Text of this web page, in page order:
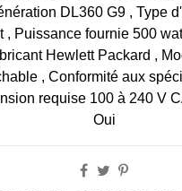
DL360 G9 , Type
, Puissance fournie 500
Hewlett Packard ,
, Conformité aux
requise 100 à 240 V
Oui